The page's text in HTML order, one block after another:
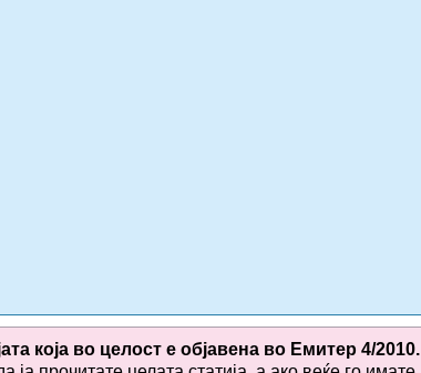
која во целост е објавена во Емитер 4/2010.